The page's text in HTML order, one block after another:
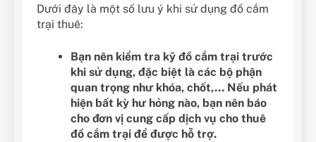
Dưới đây là một số lưu ý khi sử dụng đồ cắm
trại thuê:
Bạn nên kiểm tra kỹ đồ cắm trại trước
khi sử dụng, đặc biệt là các bộ phận
quan trọng như khóa, chốt,… Nếu phát
hiện bất kỳ hư hỏng nào, bạn nên báo
cho đơn vị cung cấp dịch vụ cho thuê
đồ cắm trại để được hỗ trợ.